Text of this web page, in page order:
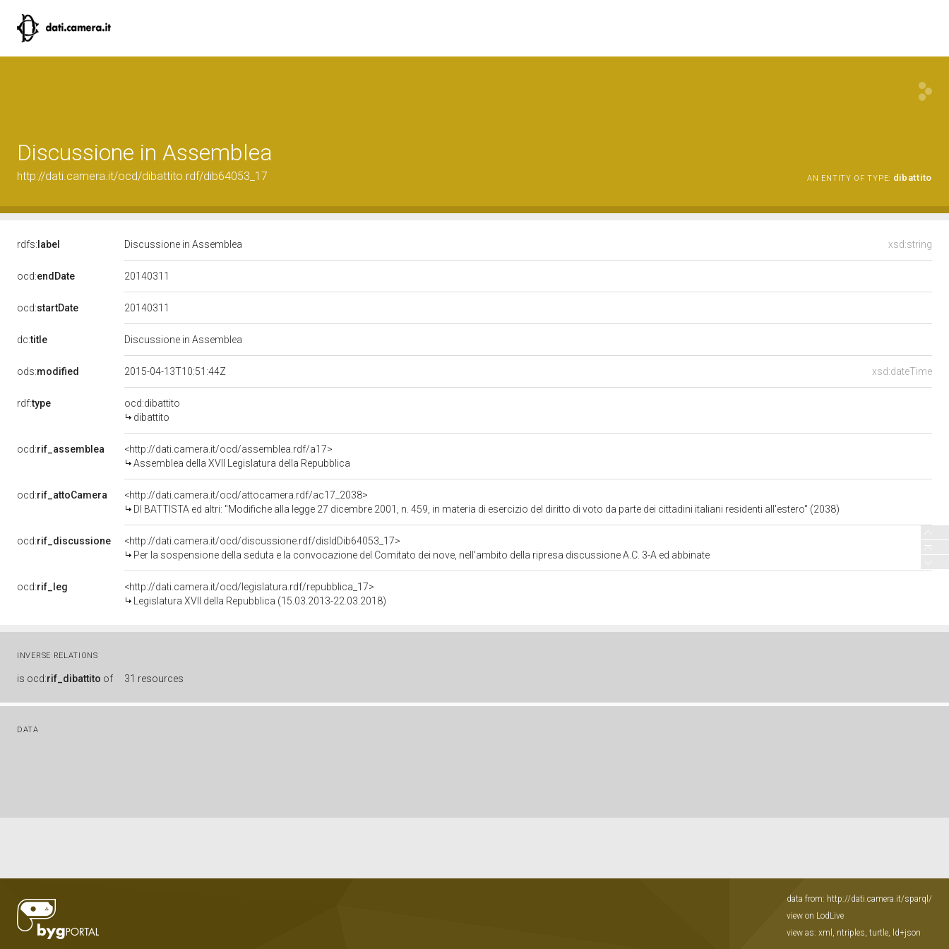
Discussione in Assemblea
http://dati.camera.it/ocd/dibattito.rdf/dib64053_17 AN ENTITY OF TYPE: dibattito
rdfs: label xsd:string
Discussione in Assemblea
ocd:endDate 20140311
ocd:startDate 20140311
dc:title Discussione in Assemblea
ods:modified xsd:dateTime
2015-04-13T10:51:44Z
rdf:type
ocd:dibattito
dibattito
ocd:rif_assemblea
<http://dati.camera.it/ocd/assemblea.rdf/a17>
Assemblea della XVII Legislatura della Repubblica
ocd:rif_attoCamera
<http://dati.camera.it/ocd/attocamera.rdf/ac17_2038>
DI BATTISTA ed altri: "Modifiche alla legge 27 dicembre 2001, n. 459, in materia di esercizio del diritto di voto da parte dei cittadini italiani residenti all'estero" (2038)
ocd:rif_discussione
<http://dati.camera.it/ocd/discussione.rdf/disIdDib64053_17>
Per la sospensione della seduta e la convocazione del Comitato dei nove, nell'ambito della ripresa discussione A.C. 3-A ed abbinate
ocd:rif_leg
<http://dati.camera.it/ocd/legislatura.rdf/repubblica_17>
Legislatura XVII della Repubblica (15.03.2013-22.03.2018)
INVERSE RELATIONS
is ocd:rif_dibattito of 31 resources
DATA
data from: http://dati.camera.it/sparql/
view on LodLive
view as: xml , ntriples, turtle, ld+json